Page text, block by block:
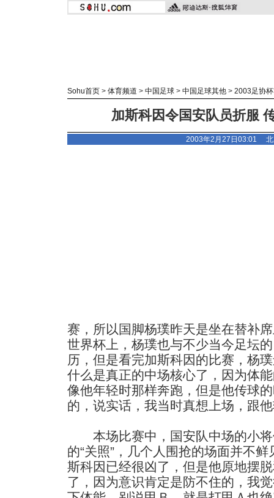
Sohu首页 > 体育频道 > 中国足球 > 中国足球其他 > 2003足协
加斯科因令国安队员折服
2003年2月27日03:01 北
赛，所以国脚杨璞昨天是坐在替补
世界杯上，杨璞也与不少当今足坛
历，但是看完加斯科因的比赛，杨
什么是真正的中场核心了，因为体
像他年轻时那样奔跑，但是他传球
的，说实话，我当时真想上场，跟
本场比赛中，国安队中场的小将
的“关照”，几个人围抢的场面并不
斯科因已经很凶了，但是他原地摆
了，因为意识肯定是防不住的，我